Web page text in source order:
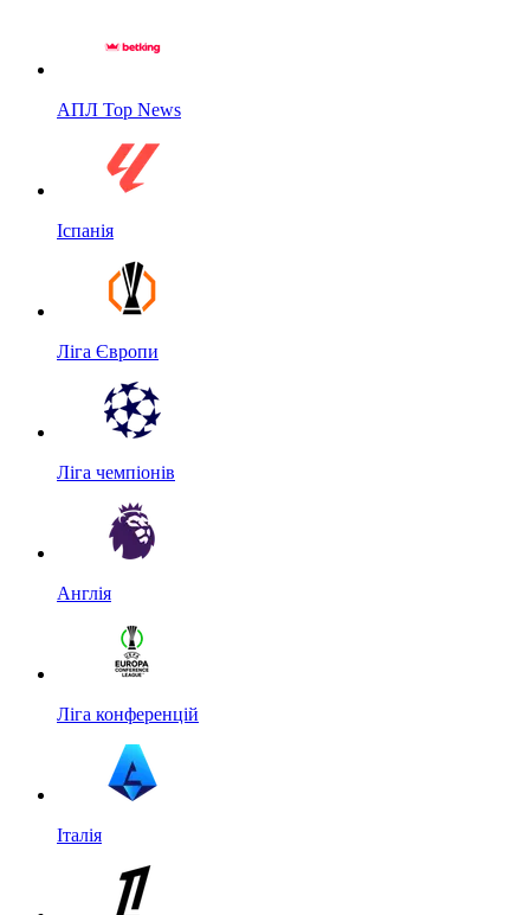
АПЛ Top News
Іспанія
Ліга Європи
Ліга чемпіонів
Англія
Ліга конференцій
Італія